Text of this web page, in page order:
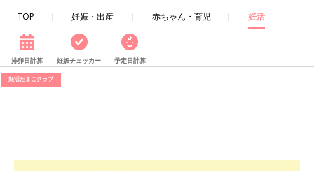
TOP 妊娠・出産 赤ちゃん・育児 妊活
排卵日計算 妊娠チェッカー 予定日計算
妊活たまごクラブ